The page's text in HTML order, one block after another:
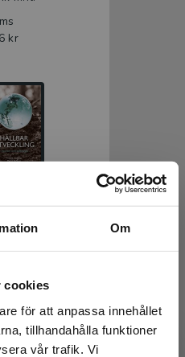
Om
cookies
för att anpassa innehållet
tillhandahålla funktioner
vår trafik. Vi
kr